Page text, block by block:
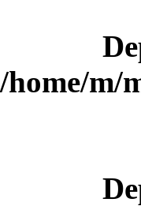
/home/m/